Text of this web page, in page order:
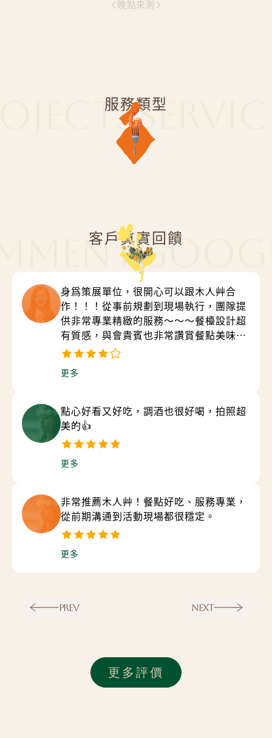
服務類型
Signature Feast
外燴盛宴
客戶真實回饋
身為策展單位，很開心可以跟木人艸合
作！！！從事前規劃到現場執行，團隊提
供非常專業精緻的服務～～～餐檯設計超
有質感，與會貴賓也非常讚賞餐點美味～
～是超級值得推薦的合作夥伴❤️
更多
點心好看又好吃，調酒也很好喝，拍照超
美的👍
更多
非常推薦木人艸！餐點好吃、服務專業，
從前期溝通到活動現場都很穩定。
更多
PREV NEXT
更多評價